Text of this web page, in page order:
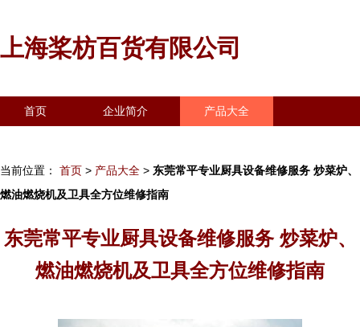
上海桨枋百货有限公司
首页 企业简介 产品大全
当前位置： 首页 > 产品大全 > 东莞常平专业厨具设备维修服务 炒菜炉、
燃油燃烧机及卫具全方位维修指南
东莞常平专业厨具设备维修服务 炒菜炉、
燃油燃烧机及卫具全方位维修指南